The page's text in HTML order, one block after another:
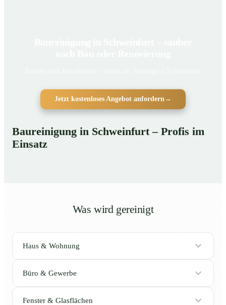
Jetzt kostenloses Angebot anfordern→
Baureinigung in Schweinfurt – Profis im
Einsatz
Was wird gereinigt
Haus & Wohnung
Büro & Gewerbe
Fenster & Glasflächen